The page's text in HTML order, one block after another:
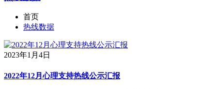
首页
热线数据
2023年1月4日
2022年12月心理支持热线公示汇报